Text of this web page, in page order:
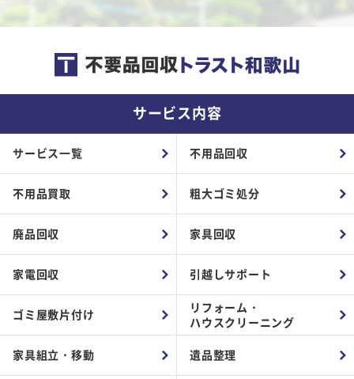
サービス内容
サービス一覧 不用品回収
不用品買取 粗大ゴミ処分
廃品回収 家具回収
家電回収 引越しサポート
ゴミ屋敷片付け
リフォーム・
ハウスクリーニング
家具組立・移動 遺品整理